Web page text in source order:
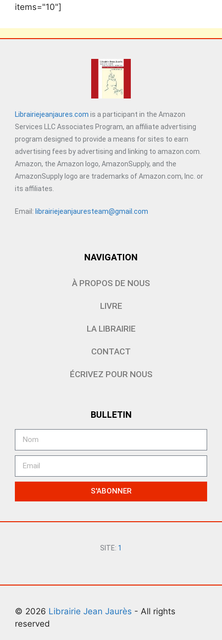
items="10"]
Librairiejeanjaures.com is a participant in the Amazon
Services LLC Associates Program, an affiliate advertising
program designed to provide a means for sites to earn
advertising fees by advertising and linking to amazon.com.
Amazon, the Amazon logo, AmazonSupply, and the
AmazonSupply logo are trademarks of Amazon.com, Inc. or
its affiliates.
Email: librairiejeanjauresteam@gmail.com
NAVIGATION
À PROPOS DE NOUS
LIVRE
LA LIBRAIRIE
CONTACT
ÉCRIVEZ POUR NOUS
BULLETIN
S'ABONNER
SITE: 1
© 2026 Librairie Jean Jaurès - All rights
reserved